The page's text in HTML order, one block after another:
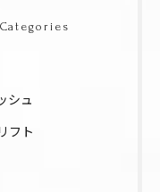
Categories
シュ
フト